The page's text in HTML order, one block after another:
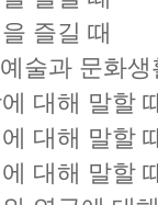
즐길 때
술과 문화생
대해 말할
대해 말할
대해 말할